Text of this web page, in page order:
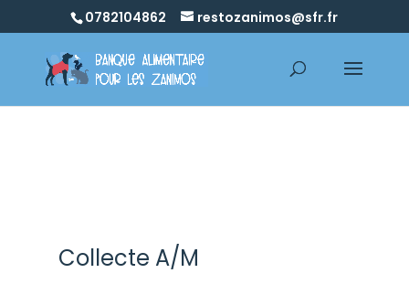
0782104862 restozanimos@sfr.fr
Collecte A/M